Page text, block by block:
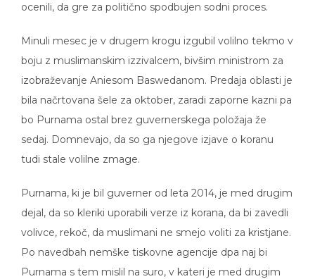
ocenili, da gre za politično spodbujen sodni proces.
Minuli mesec je v drugem krogu izgubil volilno tekmo v
boju z muslimanskim izzivalcem, bivšim ministrom za
izobraževanje Aniesom Baswedanom. Predaja oblasti je
bila načrtovana šele za oktober, zaradi zaporne kazni pa
bo Purnama ostal brez guvernerskega položaja že
sedaj. Domnevajo, da so ga njegove izjave o koranu
tudi stale volilne zmage.
Purnama, ki je bil guverner od leta 2014, je med drugim
dejal, da so kleriki uporabili verze iz korana, da bi zavedli
volivce, rekoč, da muslimani ne smejo voliti za kristjane.
Po navedbah nemške tiskovne agencije dpa naj bi
Purnama s tem mislil na suro, v kateri je med drugim